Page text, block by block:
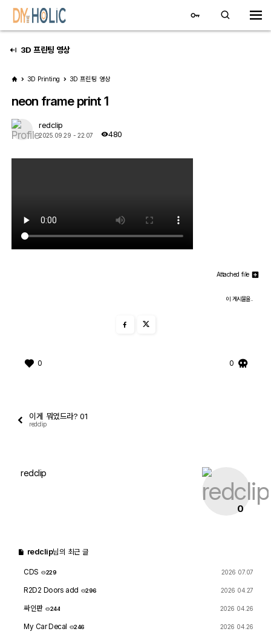
3D 자유게시판
3D Neon 제작
사진
나눔게시판
ETC PIC
3D 프린팅 영상
3D Printing 3D 프린팅 영상
neon frame print 1
redclip
2025.09.29 - 22:07 480
Attached file
이 게시물을..
0 0
이게 뭐였드라? 01
redclip
0
redclip
redclip님의 최근 글
CDS 229 2026 07.07
R2D2 Doors add 296 2026 04.27
싸인판 244 2026 04.26
My Car Decal 246 2026 04.26